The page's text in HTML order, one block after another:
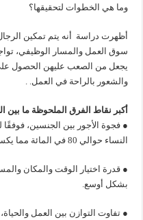
وما هي الخطوات لتحقيقها؟
أظهرت دراسة أنه يتم تمكين
سوق العمل والمسار الوظيفي،
يجعل من الصعب عليهن الحصول على
والشعور بالراحة في العمل. .
أكبر نقاط الفرق الملحوظة ما بين
● فجوة الأجور بين الجنسين،
النساء حوالي 80 في المائة مما يكسبه الرجال.
● قدرة اختيار الوقت والمكان
بشكل أوسع.
● تفاوت التوازن بين العمل